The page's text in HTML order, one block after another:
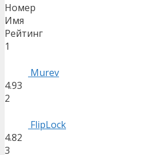
Номер
Имя
Рейтинг
1
Murev
4.93
2
FlipLock
4.82
3